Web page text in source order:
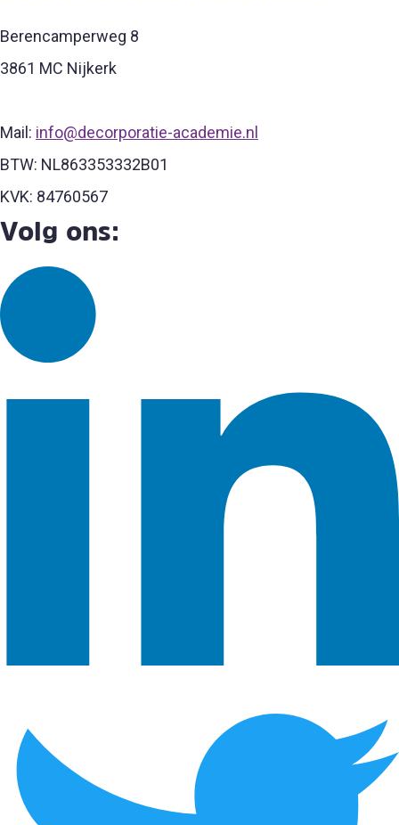
Berencamperweg 8
3861 MC Nijkerk
Mail: info@decorporatie-academie.nl
BTW: NL863353332B01
KVK: 84760567
Volg ons: